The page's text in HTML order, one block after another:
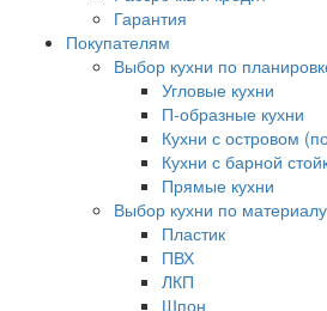
Гарантия
Покупателям
Выбор кухни по
Угловые кухни
П-образные кухни
Кухни с островом
Кухни с барной
Прямые кухни
Выбор кухни по материалу
Пластик
ПВХ
ЛКП
Шпон